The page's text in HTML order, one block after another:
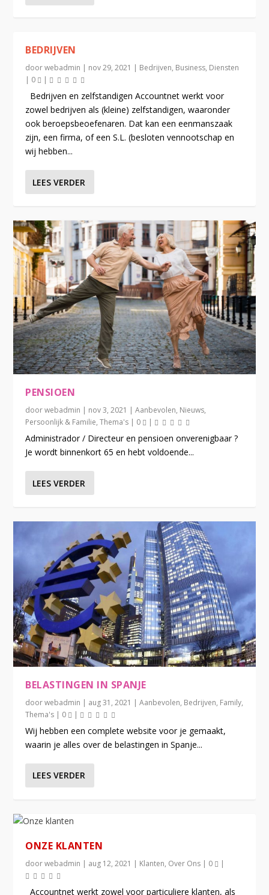
BEDRIJVEN
doorwebadmin | nov 29, 2021 | Bedrijven, Business, Diensten
| 0 |
Bedrijven en zelfstandigen Accountnet werkt voor
zowel bedrijven als (kleine) zelfstandigen, waaronder
ook beroepsbeoefenaren. Dat kan een eenmanszaak
zijn, een firma, of een S.L. (besloten vennootschap en
wij hebben...
LEES VERDER
PENSIOEN
doorwebadmin | nov 3, 2021 |Aanbevolen, Nieuws,
Persoonlijk & Familie,Thema's | 0 |
Administrador / Directeur en pensioen onverenigbaar ?
Je wordt binnenkort 65 en hebt voldoende...
LEES VERDER
BELASTINGEN IN SPANJE
doorwebadmin | aug 31, 2021 |Aanbevolen, Bedrijven, Family,
Thema's | 0 |
Wij hebben een complete website voor je gemaakt,
waarin je alles over de belastingen in Spanje...
LEES VERDER
ONZE KLANTEN
doorwebadmin | aug 12, 2021 | Klanten, Over Ons | 0 |
Accountnet werkt zowel voor particuliere klanten, als